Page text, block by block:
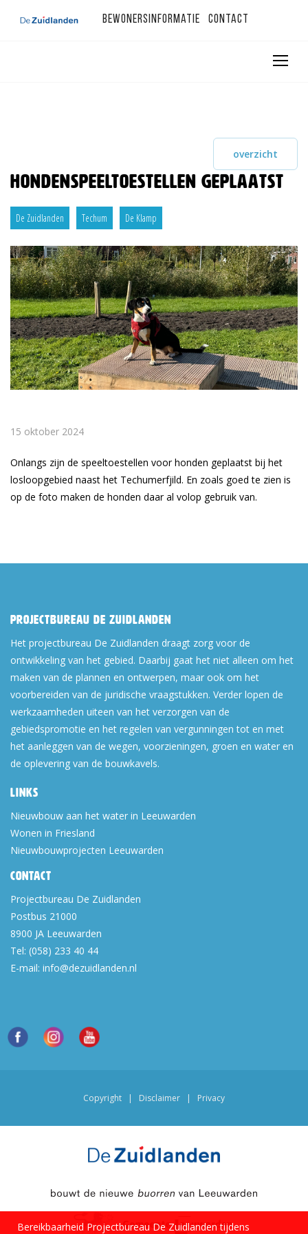
Bewonersinformatie Contact
overzicht
Hondenspeeltoestellen geplaatst
De Zuidlanden Techum De Klamp
15 oktober 2024
Onlangs zijn de speeltoestellen voor honden geplaatst bij het
losloopgebied naast het Techumerfjild. En zoals goed te zien is
op de foto maken de honden daar al volop gebruik van.
Projectbureau De Zuidlanden
Het projectbureau De Zuidlanden draagt zorg voor de
ontwikkeling van het gebied. Daarbij gaat het niet alleen om het
maken van de plannen en ontwerpen, maar ook om het
voorbereiden van de juridische vraagstukken. Verder lopen de
werkzaamheden uiteen van het verzorgen van de
gebiedspromotie en het regelen van vergunningen tot en met
het aanleggen van de wegen, voorzieningen, groen en water en
de oplevering van de bouwkavels.
Links
Nieuwbouw aan het water in Leeuwarden
Wonen in Friesland
Nieuwbouwprojecten Leeuwarden
Contact
Projectbureau De Zuidlanden
Postbus 21000
8900 JA Leeuwarden
Tel: (058) 233 40 44
E-mail: info@dezuidlanden.nl
Copyright | Disclaimer | Privacy
Bereikbaarheid Projectbureau De Zuidlanden tijdens